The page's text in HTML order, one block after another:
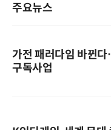
주요뉴스
가전 패러다임 바뀐
구독사업